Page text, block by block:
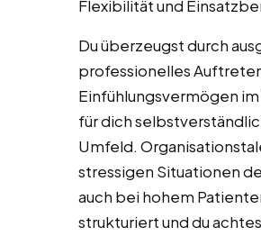
Flexibilität und
Du überzeugst durch
professionelles
Einfühlungsvermögen
für dich
Umfeld.
stressigen Situationen
auch bei hohem
strukturiert und du